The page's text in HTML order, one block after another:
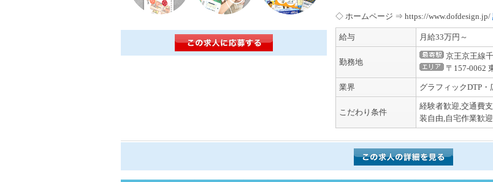
◇ ホームページ ⇒ https://www.dofdesign.jp/
給与 月給33万円～
勤務地
京王京王線
〒157-0062
業界 グラフィックDTP・
こだわり条件
経験者歓迎,交通費
装自由,自宅作業歓